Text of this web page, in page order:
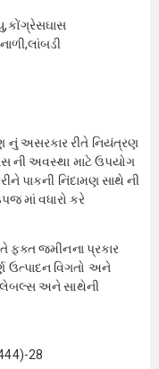
નું અસરકાર રીતે નિયંત્રણ
ની અવસ્થા માટે ઉપયોગ
પાકની નિંદામણ સાથે ની
માં વધારો કરે
ફક્ત જમીનના પ્રકાર
ઉત્પાદન વિગતો અને
લેબલ્સ અને સાથેની
28